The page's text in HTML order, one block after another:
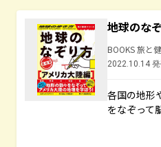
地球のな
BOOKS 旅と
2022.10.14
各国の地形
をなぞって